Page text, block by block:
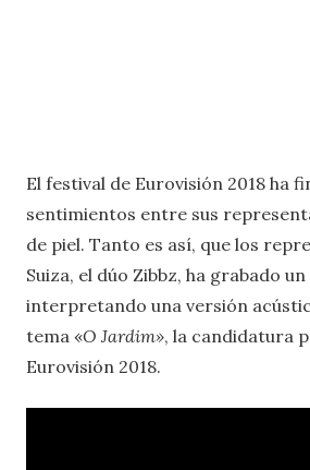
El festival de Eurovisión 2018 ha
sentimientos entre sus
de piel. Tanto es así, que los
Suiza, el dúo Zibbz, ha grabado
interpretando una versión
tema «O Jardim», la candidatura
Eurovisión 2018.